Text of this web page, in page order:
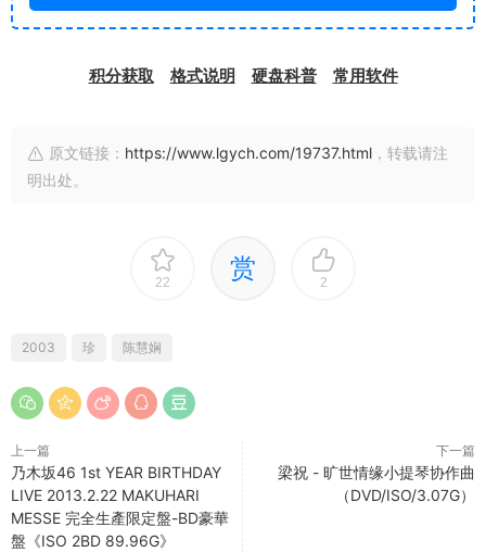
积分获取 格式说明 硬盘科普 常用软件
原文链接： https://www.lgych.com/19737.html ，转载请注
明出处。
22 赏 2
2003 珍 陈慧娴
上一篇
乃木坂46 1st YEAR BIRTHDAY
LIVE 2013.2.22 MAKUHARI
MESSE 完全生產限定盤-BD豪華
盤《ISO 2BD 89.96G》
下一篇
梁祝 - 旷世情缘小提琴协作曲
（DVD/ISO/3.07G）